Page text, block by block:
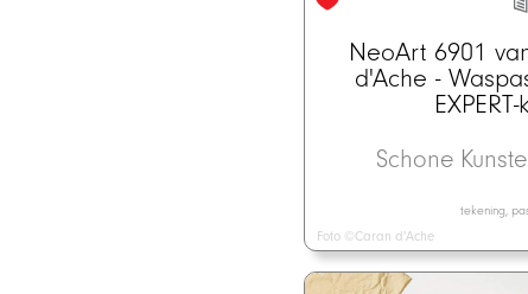
NeoArt 6901
d'Ache -
Schone
tekening,
Foto ©Caran d'Ache